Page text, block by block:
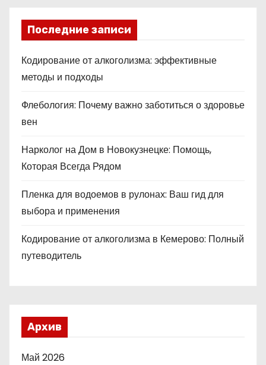
Последние записи
Кодирование от алкоголизма: эффективные
методы и подходы
Флебология: Почему важно заботиться о здоровье
вен
Нарколог на Дом в Новокузнецке: Помощь,
Которая Всегда Рядом
Пленка для водоемов в рулонах: Ваш гид для
выбора и применения
Кодирование от алкоголизма в Кемерово: Полный
путеводитель
Архив
Май 2026